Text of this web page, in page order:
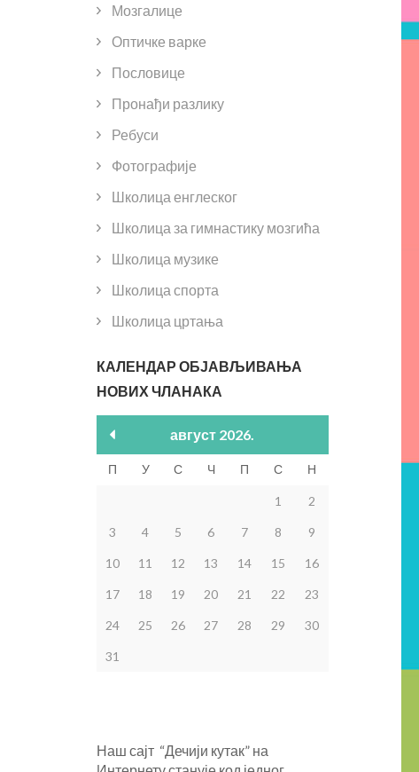
Мозгалице
Оптичке варке
Пословице
Пронађи разлику
Ребуси
Фотографије
Школица енглеског
Школица за гимнастику мозгића
Школица музике
Школица спорта
Школица цртања
КАЛЕНДАР ОБЈАВЉИВАЊА
НОВИХ ЧЛАНАКА
август 2026.
П У С Ч П С Н
1 2
3 4 5 6 7 8 9
10 11 12 13 14 15 16
17 18 19 20 21 22 23
24 25 26 27 28 29 30
31
Наш сајт “Дечији кутак” на